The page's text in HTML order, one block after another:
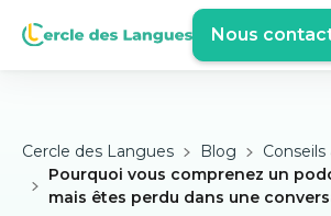
Nous
Cercle des Langues Blog
Pourquoi vous comprenez un
mais êtes perdu dans une